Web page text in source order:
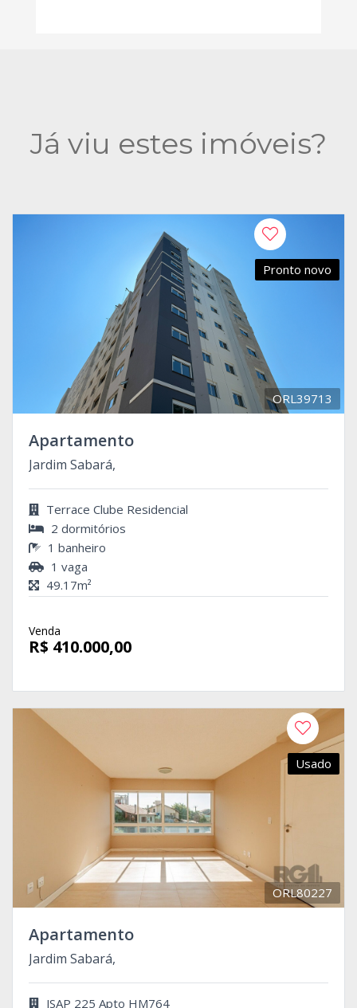
Já viu estes imóveis?
Pronto novo
ORL39713
Apartamento
Jardim Sabará,
Terrace Clube Residencial
2 dormitórios
1 banheiro
1 vaga
49.17m²
Venda
R$ 410.000,00
Usado
ORL80227
Apartamento
Jardim Sabará,
JSAP 225 Apto HM764